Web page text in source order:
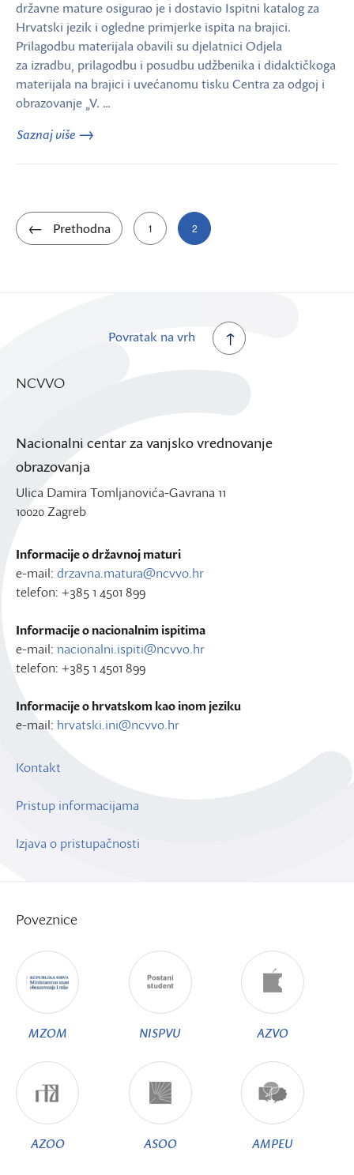
državne mature osigurao je i dostavio Ispitni katalog za
Hrvatski jezik i ogledne primjerke ispita na brajici.
Prilagodbu materijala obavili su djelatnici Odjela
za izradbu, prilagodbu i posudbu udžbenika i didaktičkoga
materijala na brajici i uvećanomu tisku Centra za odgoj i
obrazovanje „V. …
Saznaj više
Brojevi
stranica
Prethodna 1 2
Povratak na vrh
NCVVO
Nacionalni centar za vanjsko vrednovanje
obrazovanja
Ulica Damira Tomljanovića-Gavrana 11
10020 Zagreb
Informacije o državnoj maturi
e-mail: drzavna.matura@ncvvo.hr
telefon: +385 1 4501 899
Informacije o nacionalnim ispitima
e-mail: nacionalni.ispiti@ncvvo.hr
telefon: +385 1 4501 899
Informacije o hrvatskom kao inom jeziku
e-mail: hrvatski.ini@ncvvo.hr
Kontakt
Pristup informacijama
Izjava o pristupačnosti
Poveznice
MZOM NISPVU AZVO
AZOO ASOO AMPEU